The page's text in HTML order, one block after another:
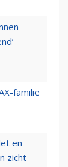
familie
en
zicht